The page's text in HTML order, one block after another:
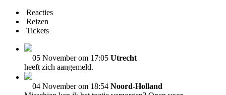
Reacties
Reizen
Tickets
05 November om 17:05 Utrecht
heeft zich aangemeld.
04 November om 18:54 Noord-Holland